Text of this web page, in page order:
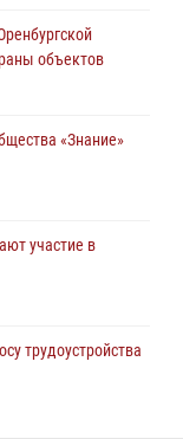
Росгвардии
объектов
«Знание»
участие в
трудоустройства